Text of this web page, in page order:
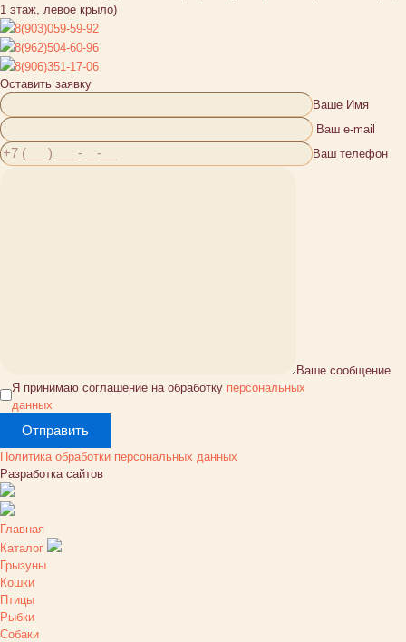
1 этаж, левое крыло)
8(903)059-59-92
8(962)504-60-96
8(906)351-17-06
Оставить заявку
Ваше Имя
Ваш e-mail
Ваш телефон
Ваше сообщение
Я принимаю соглашение на обработку персональных
данных
Политика обработки персональных данных
Разработка сайтов
Главная
Каталог
Грызуны
Кошки
Птицы
Рыбки
Собаки